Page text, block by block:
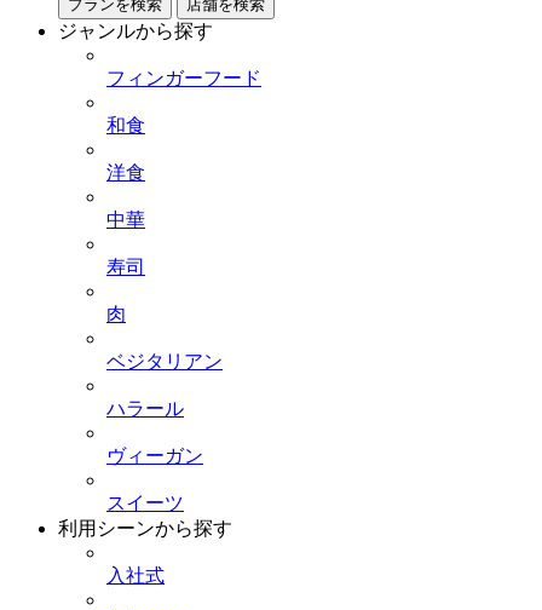
プランを検索 店舗を検索
ジャンルから探す
フィンガーフード
和食
洋食
中華
寿司
肉
ベジタリアン
ハラール
ヴィーガン
スイーツ
利用シーンから探す
入社式